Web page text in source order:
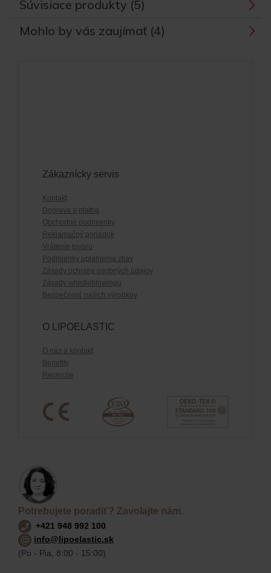
Súvisiace produkty (5)
Mohlo by vás zaujímať (4)
Zákaznícky servis
Kontakt
Doprava a platba
Obchodné podmienky
Reklamačný poriadok
Vrátenie tovaru
Podmienky uplatnenia zliav
Zásady ochrany osobných údajov
Zásady whistleblowingu
Bezpečnosť našich výrobkov
O LIPOELASTIC
O nás a kontakt
Benefity
Recenzie
Potrebujete poradiť? Zavolajte nám.
+421 948 992 100
info@lipoelastic.sk
(Po - Pia, 8:00 - 15:00)